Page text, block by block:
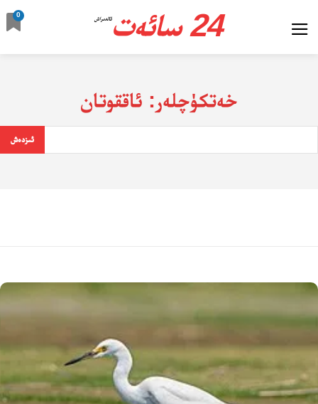
24 سائەت ئالدىراش
0
خەتكۈچلەر: ئاققوتان
ئىزدەش